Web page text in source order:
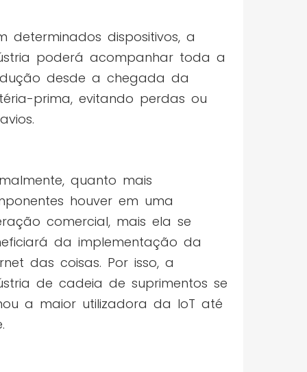
determinados dispositivos, a
poderá acompanhar toda a
desde a chegada da
prima, evitando perdas ou
quanto mais
houver em uma
comercial, mais ela se
da implementação da
das coisas. Por isso, a
de cadeia de suprimentos se
a maior utilizadora da IoT até